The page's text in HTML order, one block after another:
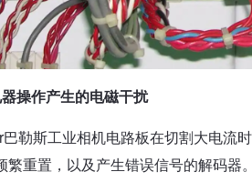
操作产生的电磁干扰
勒斯工业相机电路板在切割大电流
繁重置，以及产生错误信号的解码器